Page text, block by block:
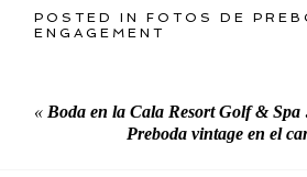
POSTED INFOTOS DE
ENGAGEMENT
« Boda en la Cala Resort Golf &
Preboda vintage en el